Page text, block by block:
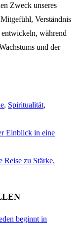
Zweck unseres
Verständnis
während
und der
, Spiritualität,
Einblick in eine
zu Stärke,